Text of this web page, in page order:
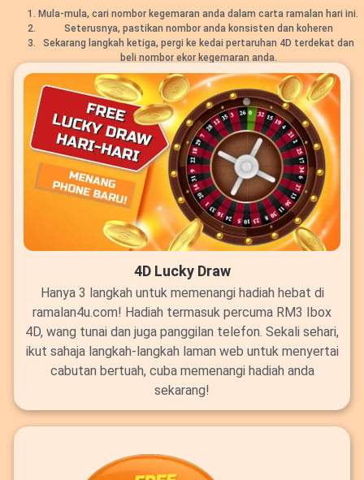
Mula-mula, cari nombor kegemaran anda dalam carta ramalan hari ini.
Seterusnya, pastikan nombor anda konsisten dan koheren
Sekarang langkah ketiga, pergi ke kedai pertaruhan 4D terdekat dan
beli nombor ekor kegemaran anda.
4D Lucky Draw
Hanya 3 langkah untuk memenangi hadiah hebat di
ramalan4u.com! Hadiah termasuk percuma RM3 Ibox
4D, wang tunai dan juga panggilan telefon. Sekali sehari,
ikut sahaja langkah-langkah laman web untuk menyertai
cabutan bertuah, cuba memenangi hadiah anda
sekarang!